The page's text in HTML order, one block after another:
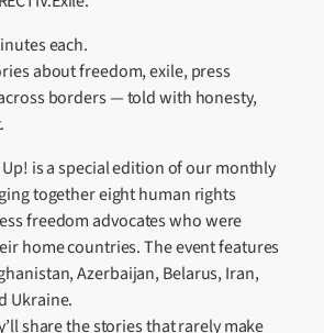
each.
about freedom, exile, press
borders — told with honesty,
Up! is a special edition of our monthly
together eight human rights
freedom advocates who were
home countries. The event features
Azerbaijan, Belarus, Iran,
Ukraine.
share the stories that rarely make